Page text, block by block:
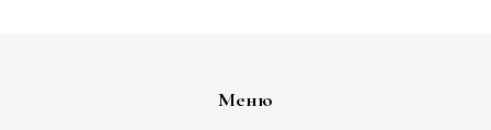
Меню